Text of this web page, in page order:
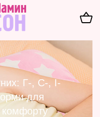
Г-, С-, І-
для